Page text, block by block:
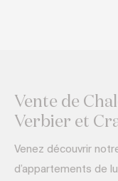
Vente de
Verbier et
Venez découvrir
d’appartements de